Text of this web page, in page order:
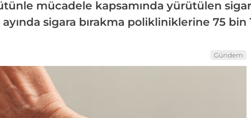
mücadele kapsamında yürütülen
ayında sigara bırakma polikliniklerine 75
Gündem